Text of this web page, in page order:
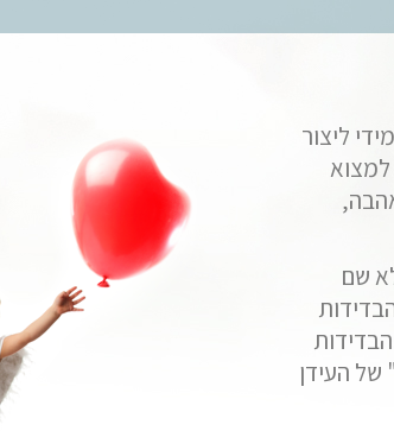
ליצור
למצוא
שם
" של העידן